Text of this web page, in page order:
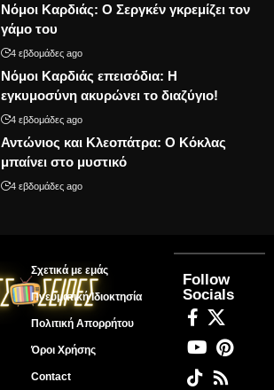
Νόμοι Καρδιάς: Ο Σεργκέν γκρεμίζει τον
γάμο του
4 εβδομάδες ago
Νόμοι Καρδιάς επεισόδια: Η
εγκυμοσύνη ακυρώνει το διαζύγιο!
4 εβδομάδες ago
Αντώνιος και Κλεοπάτρα: Ο Κόκλας
μπαίνει στο μυστικό
4 εβδομάδες ago
Σχετικά με εμάς
Πνευματική Ιδιοκτησία
Πολιτική Απορρήτου
Όροι Χρήσης
Contact
Follow
Socials